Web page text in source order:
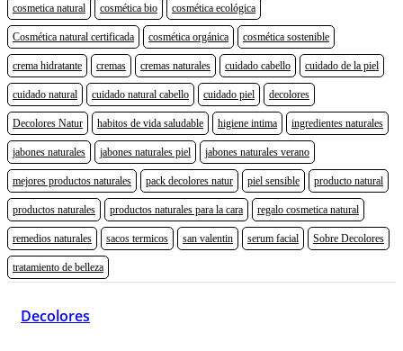
cosmetica natural cosmética bio cosmética ecológica
Cosmética natural certificada cosmética orgánica cosmética sostenible
crema hidratante cremas cremas naturales cuidado cabello cuidado de la piel
cuidado natural cuidado natural cabello cuidado piel decolores
Decolores Natur habitos de vida saludable higiene intima ingredientes naturales
jabones naturales jabones naturales piel jabones naturales verano
mejores productos naturales pack decolores natur piel sensible producto natural
productos naturales productos naturales para la cara regalo cosmetica natural
remedios naturales sacos termicos san valentin serum facial Sobre Decolores
tratamiento de belleza
Decolores